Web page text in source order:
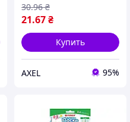
21.67₴
30.96 ₴
Купить
AXEL 95%